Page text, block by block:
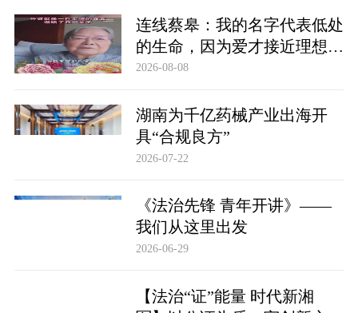
连线蔡皋：我的名字代表低处
的生命，因为爱才接近理想的
高地
2026-08-08
湖南为千亿药械产业出海开
具“合规良方”
2026-07-22
《法治先锋 青年开讲》——
我们从这里出发
2026-06-29
【法治“证”能量 时代新湘